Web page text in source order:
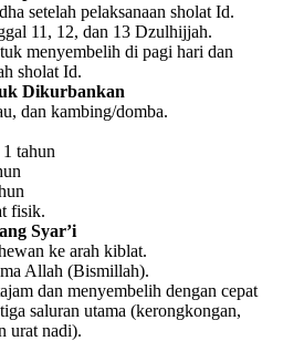
setelah pelaksanaan sholat Id.
11, 12, dan 13 Dzulhijjah.
menyembelih di pagi hari dan
sholat Id.
Dikurbankan
dan kambing/domba.
tahun
fisik.
Syar’i
ke arah kiblat.
Allah (Bismillah).
dan menyembelih dengan cepat
saluran utama (kerongkongan,
urat nadi).